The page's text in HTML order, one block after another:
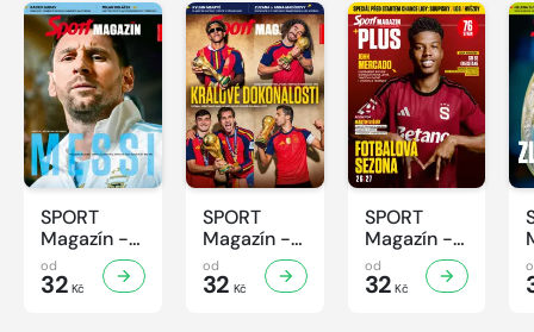
SPORT
Magazín -
32/2026
od
32 Kč
SPORT
Magazín -
31/2026
od
32 Kč
SPORT
Magazín -
30/2026
od
32 Kč